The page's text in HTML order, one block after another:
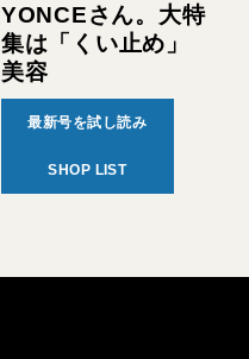
YONCEさん。大特
集は「くい止め」
美容
最新号を試し読み
SHOP LIST